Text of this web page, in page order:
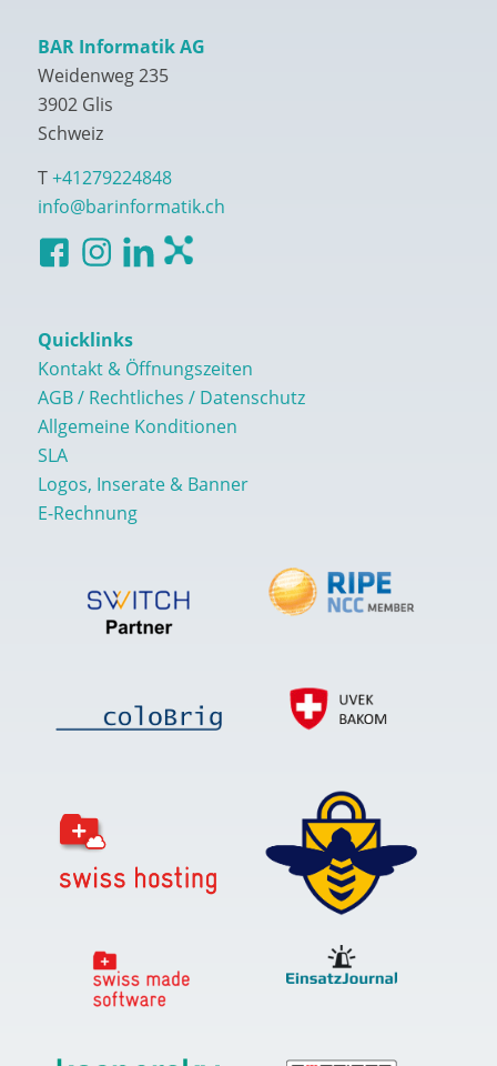
BAR Informatik AG
Weidenweg 235
3902 Glis
Schweiz
T+41279224848
info@barinformatik.ch
Quicklinks
Kontakt & Öffnungszeiten
AGB / Rechtliches / Datenschutz
Allgemeine Konditionen
SLA
Logos, Inserate & Banner
E-Rechnung